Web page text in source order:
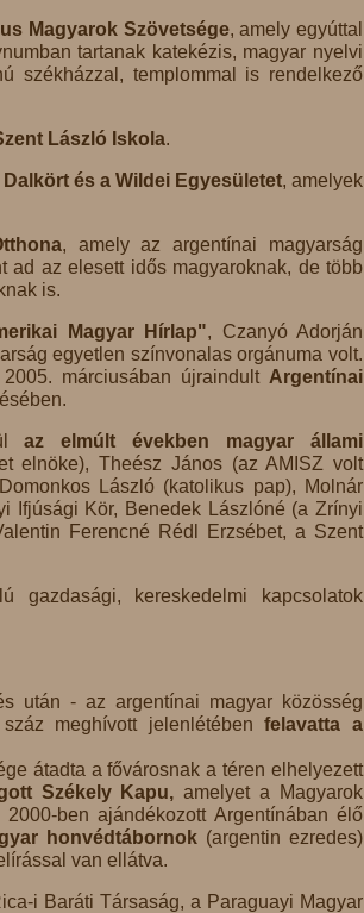
Magyarok Szövetsége, amely egyúttal
tartanak katekézis, magyar nyelvi
székházzal, templommal is rendelkező
László Iskola.
és a Wildei Egyesületet, amelyek
, amely az argentínai magyarság
ad az elesett idős magyaroknak, de több
is.
Magyar Hírlap", Czanyó Adorján
egyetlen színvonalas orgánuma volt.
márciusában újraindult Argentínai
az elmúlt években magyar állami
elnöke), Theész János (az AMISZ volt
László (katolikus pap), Molnár
Ifjúsági Kör, Benedek Lászlóné (a Zrínyi
Ferencné Rédl Erzsébet, a Szent
gazdasági, kereskedelmi kapcsolatok
után - az argentínai magyar közösség
száz meghívott jelenlétébenfelavatta a
átadta a fővárosnak a téren elhelyezett
Székely Kapu, amelyet a Magyarok
ben ajándékozott Argentínában élő
honvédtábornok (argentin ezredes)
van ellátva.
i Baráti Társaság, a Paraguayi Magyar